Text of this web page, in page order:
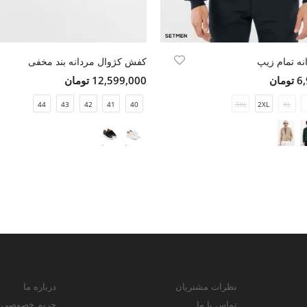
تمام زیپ
XL
2XL
3XL
کفش کژوال مردانه بند مخفی
12,599,000 تومان
40
41
42
43
44
نظرات مشتریان
تماس با ما
درباره ما
حریم خصوصی